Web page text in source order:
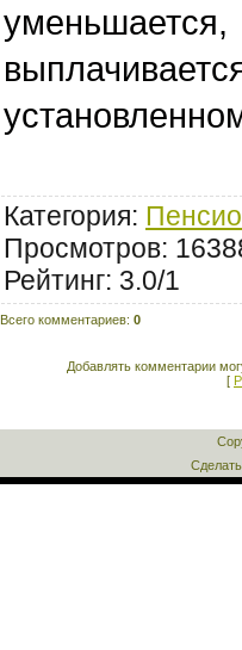
Категория:
Просмотров:
Рейтинг: 3.0/1
Всего комментариев: 0
Добавлять комментарии
[